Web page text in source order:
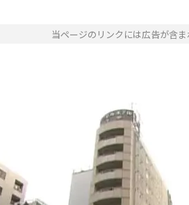
当ページのリンクには広告が含